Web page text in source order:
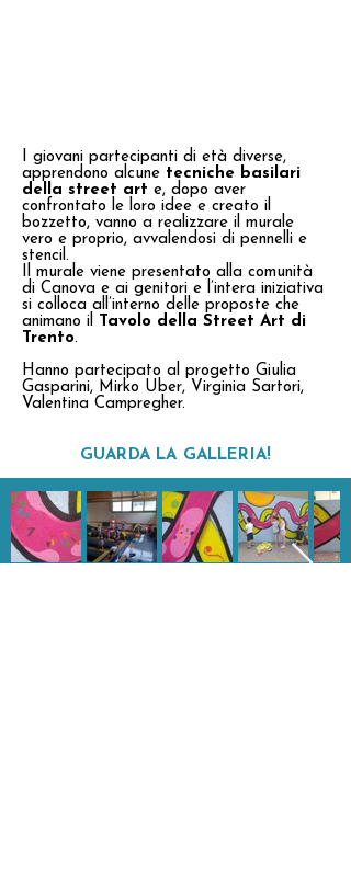
I giovani partecipanti di età diverse,
apprendono alcune tecniche basilari
della street art e, dopo aver
confrontato le loro idee e creato il
bozzetto, vanno a realizzare il murale
vero e proprio, avvalendosi di pennelli e
stencil.
Il murale viene presentato alla comunità
di Canova e ai genitori e l’intera iniziativa
si colloca all’interno delle proposte che
animano il Tavolo della Street Art di
Trento.
Hanno partecipato al progetto Giulia
Gasparini, Mirko Uber, Virginia Sartori,
Valentina Campregher.
GUARDA LA GALLERIA!